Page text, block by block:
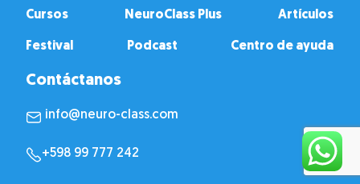
Cursos NeuroClass Plus Artículos
Festival Podcast Centro de ayuda
Contáctanos
info@neuro-class.com
+598 99 777 242